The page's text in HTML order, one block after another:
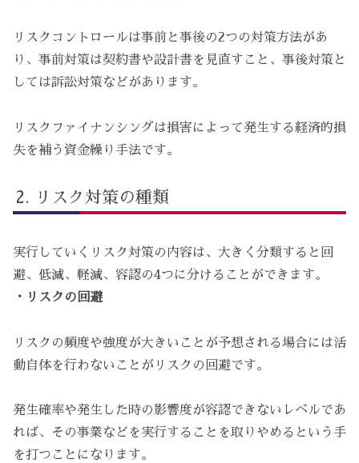
リスクコントロールは事前と事後の2つの対策方法があ
り、事前対策は契約書や設計書を見直すこと、事後対策と
しては訴訟対策などがあります。
リスクファイナンシングは損害によって発生する経済的損
失を補う資金繰り手法です。
リスク対策の種類
実行していくリスク対策の内容は、大きく分類すると回
避、低減、軽減、容認の4つに分けることができます。
・リスクの回避
リスクの頻度や強度が大きいことが予想される場合には活
動自体を行わないことがリスクの回避です。
発生確率や発生した時の影響度が容認できないレベルであ
れば、その事業などを実行することを取りやめるという手
を打つことになります。